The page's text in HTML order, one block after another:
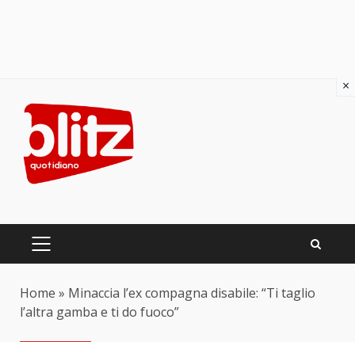
content
PRIMARY
Home » Minaccia l’ex compagna disabile: “Ti taglio
l’altra gamba e ti do fuoco”
×